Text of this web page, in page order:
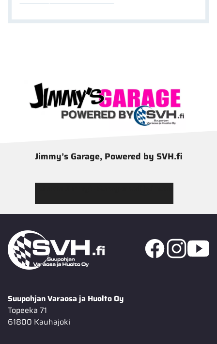
Jimmy’s Garage, Powered by SVH.fi
Suupohjan Varaosa ja Huolto Oy
Topeeka 71
61800 Kauhajoki